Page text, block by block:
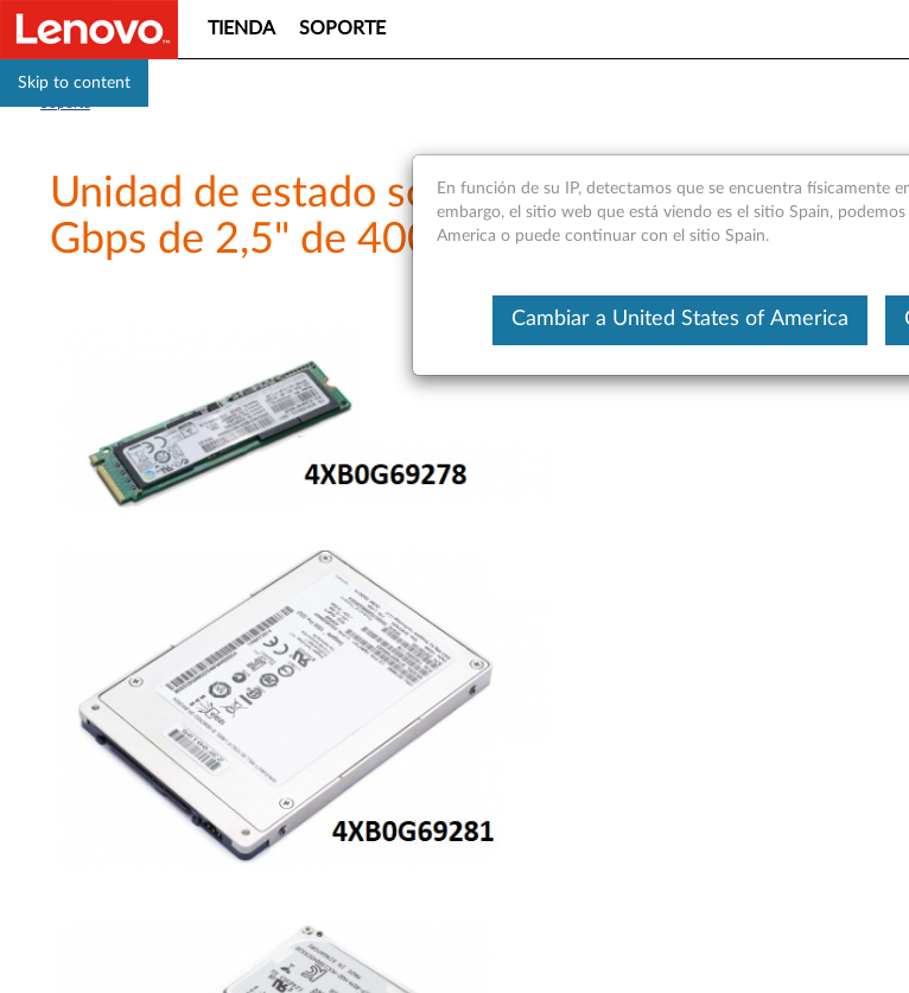
Skip to content
TIENDA SOPORTE
Unidad de estado sólido M.2 de 256 GB de
Gbps de 2,5" de 400 GB: descripción general
Este es un
En función de su IP, detectamos que se encuentra físicamente
embargo, el sitio web que está viendo es el sitio Spain,
America o puede continuar con el sitio Spain.
Cambiar a United States of America